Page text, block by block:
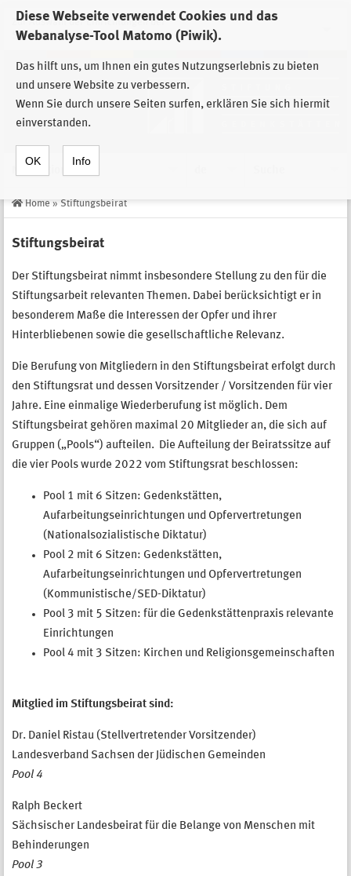
Diese Webseite verwendet Cookies und das
Webanalyse-Tool Matomo (Piwik).
Das hilft uns, um Ihnen ein gutes Nutzungserlebnis zu bieten
und unsere Website zu verbessern.
Wenn Sie durch unsere Seiten surfen, erklären Sie sich hiermit
einverstanden.
OK Info
Zur Auswahl der Einrichtungen der
Stiftung Sächsische Gedenkstätten
Home » Stiftungsbeirat
Stiftungsbeirat
Der Stiftungsbeirat nimmt insbesondere Stellung zu den für die
Stiftungsarbeit relevanten Themen. Dabei berücksichtigt er in
besonderem Maße die Interessen der Opfer und ihrer
Hinterbliebenen sowie die gesellschaftliche Relevanz.
Die Berufung von Mitgliedern in den Stiftungsbeirat erfolgt durch
den Stiftungsrat und dessen Vorsitzender / Vorsitzenden für vier
Jahre. Eine einmalige Wiederberufung ist möglich. Dem
Stiftungsbeirat gehören maximal 20 Mitglieder an, die sich auf
Gruppen („Pools“) aufteilen. Die Aufteilung der Beiratssitze auf
die vier Pools wurde 2022 vom Stiftungsrat beschlossen:
Pool 1 mit 6 Sitzen: Gedenkstätten,
Aufarbeitungseinrichtungen und Opfervertretungen
(Nationalsozialistische Diktatur)
Pool 2 mit 6 Sitzen: Gedenkstätten,
Aufarbeitungseinrichtungen und Opfervertretungen
(Kommunistische/SED-Diktatur)
Pool 3 mit 5 Sitzen: für die Gedenkstättenpraxis relevante
Einrichtungen
Pool 4 mit 3 Sitzen: Kirchen und Religionsgemeinschaften
Mitglied im Stiftungsbeirat sind:
Dr. Daniel Ristau (Stellvertretender Vorsitzender)
Landesverband Sachsen der Jüdischen Gemeinden
Pool 4
Ralph Beckert
Sächsischer Landesbeirat für die Belange von Menschen mit
Behinderungen
Pool 3